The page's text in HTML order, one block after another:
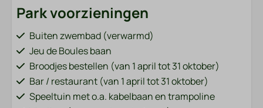
Park voorzieningen
Buiten zwembad (verwarmd)
Jeu de Boules baan
Broodjes bestellen (van 1 april tot 31 oktober)
Bar / restaurant (van 1 april tot 31 oktober)
Speeltuin met o.a. kabelbaan en trampoline